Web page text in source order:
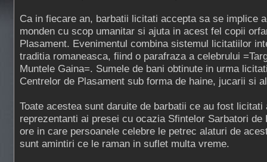
Ca in fiecare an, barbatii licitati accepta sa se implice
monden cu scop umanitar si ajuta in acest fel copii
Plasament. Evenimentul combina sistemul licitatiilor
traditia romaneasca, fiind o parafraza a celebrului
Muntele Gaina=. Sumele de bani obtinute in urma
Centrelor de Plasament sub forma de haine, jucarii si
Toate acestea sunt daruite de barbatii ce au fost licitati
reprezentanti ai presei cu ocazia Sfintelor Sarbatori de
ore in care persoanele celebre le petrec alaturi de
sunt amintiri ce le raman in suflet multa vreme.